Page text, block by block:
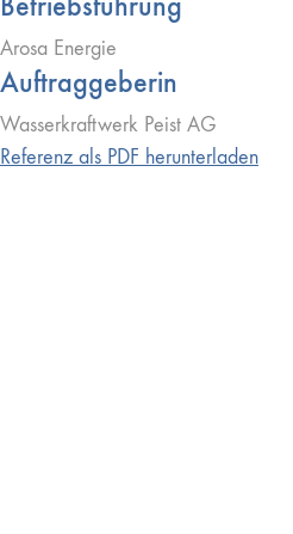
Arosa Energie
Auftraggeberin
Wasserkraftwerk Peist AG
Referenz als PDF herunterladen